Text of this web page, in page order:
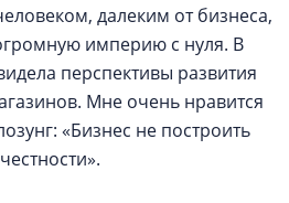
далеким от бизнеса,
империю с нуля. В
перспективы развития
Мне очень нравится
«Бизнес не построить